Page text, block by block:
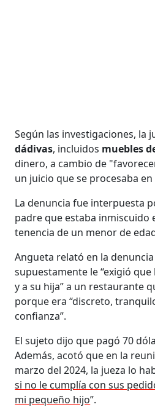
Según las investigaciones, la
dádivas, incluidos muebles
dinero, a cambio de
un juicio que se procesaba
La denuncia fue interpuesta
padre que estaba inmiscuido
tenencia de un menor de
Angueta relató en la
supuestamente le “exigió
y a su hija” a un restaurante
porque era “discreto,
confianza”.
El sujeto dijo que pagó 70
Además, acotó que en la
marzo del 2024, la jueza lo
si no le cumplía con sus
mi pequeño hijo”.